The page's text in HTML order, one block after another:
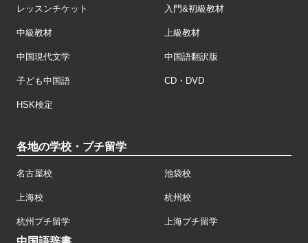
レッスンチケット 入門&初級教材
中級教材 上級教材
中国現代文学 中国語翻訳版
子ども中国語 CD・DVD
HSK検定
各地の学校・プチ留学
名古屋校 池袋校
上海校 杭州校
杭州プチ留学 上海プチ留学